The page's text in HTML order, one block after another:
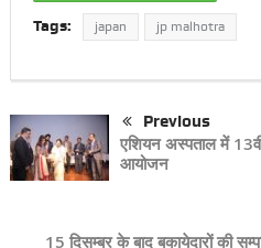
Tags: japan jp malhotra
Previous
एशियन अस्पताल में
आयोजन
15 दिसम्बर के बाद बकायेदारों की